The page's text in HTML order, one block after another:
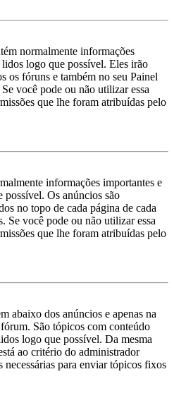
normalmente informações
logo que possível. Eles irão
os fóruns e também no seu Painel
você pode ou não utilizar essa
que lhe foram atribuídas pelo
informações importantes e
possível. Os anúncios são
no topo de cada página de cada
Se você pode ou não utilizar essa
que lhe foram atribuídas pelo
abaixo dos anúncios e apenas na
São tópicos com conteúdo
logo que possível. Da mesma
ao critério do administrador
necessárias para enviar tópicos fixos